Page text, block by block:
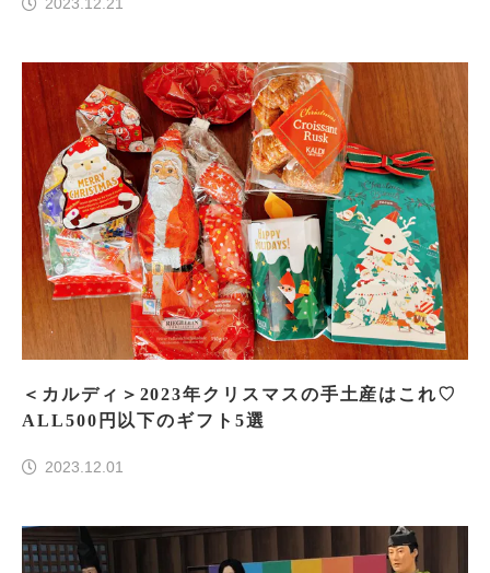
2023.12.21
＜カルディ＞2023年クリスマスの手土産はこれ♡
ALL500円以下のギフト5選
2023.12.01